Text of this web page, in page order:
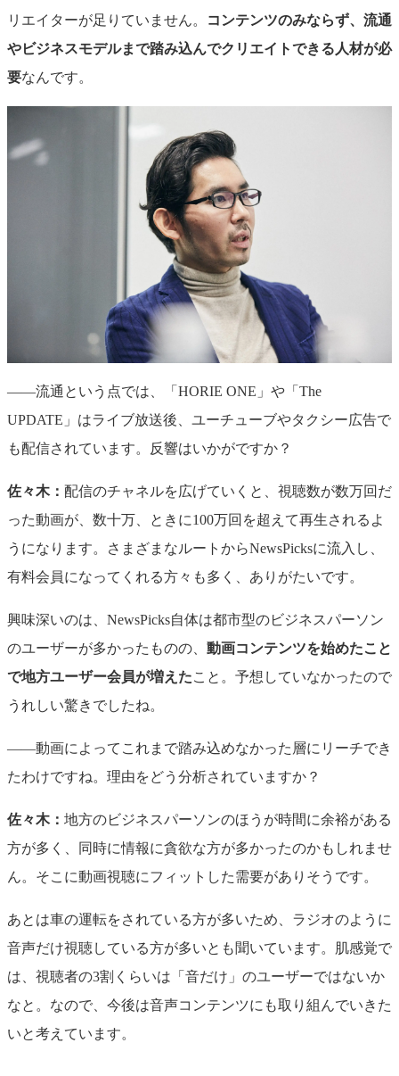
リエイターが足りていません。
コンテンツのみならず、流通
やビジネスモデルまで踏み込んでクリエイトできる人材が必
要なんです。
——流通という点では、「HORIE ONE」や「The
UPDATE」はライブ放送後、ユーチューブやタクシー広告で
も配信されています。反響はいかがですか？
佐々木： 配信のチャネルを広げていくと、視聴数が数万回だ
った動画が、数十万、ときに100万回を超えて再生されるよ
うになります。さまざまなルートからNewsPicksに流入し、
有料会員になってくれる方々も多く、ありがたいです。
興味深いのは、NewsPicks自体は都市型のビジネスパーソン
のユーザーが多かったものの、 動画コンテンツを始めたこと
で地方ユーザー会員が増えたこと。予想していなかったので
うれしい驚きでしたね。
——動画によってこれまで踏み込めなかった層にリーチでき
たわけですね。理由をどう分析されていますか？
佐々木： 地方のビジネスパーソンのほうが時間に余裕がある
方が多く、同時に情報に貪欲な方が多かったのかもしれませ
ん。そこに動画視聴にフィットした需要がありそうです。
あとは車の運転をされている方が多いため、ラジオのように
音声だけ視聴している方が多いとも聞いています。肌感覚で
は、 視聴者の3割くらいは「音だけ」のユーザーではないか
なと。なので、今後は音声コンテンツにも取り組んでいきた
いと考えています。